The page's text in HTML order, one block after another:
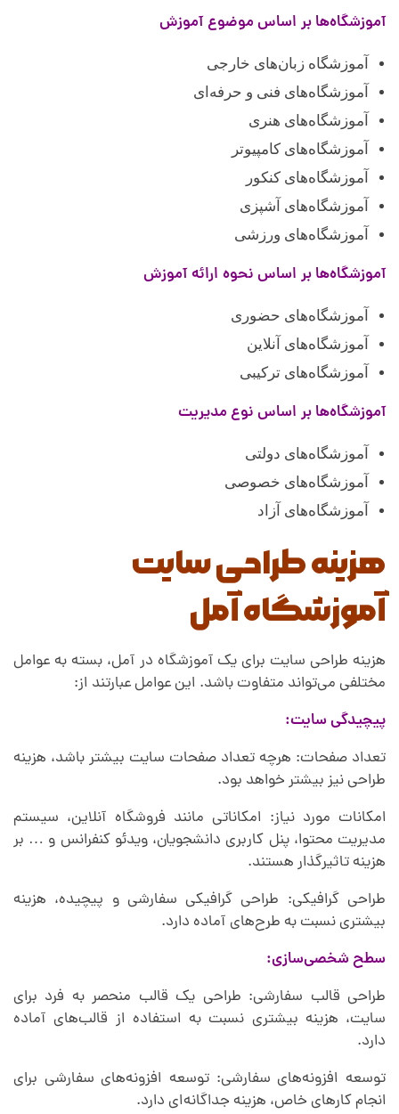
آموزشگاه‌ها بر اساس موضوع آموزش
آموزشگاه زبان‌های خارجی
آموزشگاه‌های فنی و حرفه‌ای
آموزشگاه‌های هنری
آموزشگاه‌های کامپیوتر
آموزشگاه‌های کنکور
آموزشگاه‌های آشپزی
آموزشگاه‌های ورزشی
آموزشگاه‌ها بر اساس نحوه ارائه آموزش
آموزشگاه‌های حضوری
آموزشگاه‌های آنلاین
آموزشگاه‌های ترکیبی
آموزشگاه‌ها بر اساس نوع مدیریت
آموزشگاه‌های دولتی
آموزشگاه‌های خصوصی
آموزشگاه‌های آزاد
هزینه طراحی سایت
آموزشگاه آمل
هزینه طراحی سایت برای یک آموزشگاه در آمل، بسته به عوامل
مختلفی می‌تواند متفاوت باشد. این عوامل عبارتند از:
پیچیدگی سایت:
تعداد صفحات: هرچه تعداد صفحات سایت بیشتر باشد، هزینه
طراحی نیز بیشتر خواهد بود.
امکانات مورد نیاز: امکاناتی مانند فروشگاه آنلاین، سیستم
مدیریت محتوا، پنل کاربری دانشجویان، ویدئو کنفرانس و … بر
هزینه تاثیرگذار هستند.
طراحی گرافیکی: طراحی گرافیکی سفارشی و پیچیده، هزینه
بیشتری نسبت به طرح‌های آماده دارد.
سطح شخصی‌سازی:
طراحی قالب سفارشی: طراحی یک قالب منحصر به فرد برای
سایت، هزینه بیشتری نسبت به استفاده از قالب‌های آماده
دارد.
توسعه افزونه‌های سفارشی: توسعه افزونه‌های سفارشی برای
انجام کارهای خاص، هزینه جداگانه‌ای دارد.